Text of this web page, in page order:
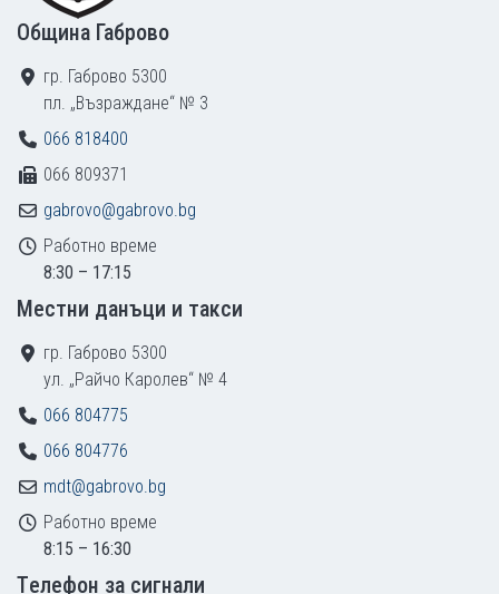
Община Габрово
гр. Габрово 5300
пл. „Възраждане“ № 3
066 818400
066 809371
gabrovo@gabrovo.bg
Работно време
8:30 – 17:15
Местни данъци и такси
гр. Габрово 5300
ул. „Райчо Каролев“ № 4
066 804775
066 804776
mdt@gabrovo.bg
Работно време
8:15 – 16:30
Tелефон за сигнали